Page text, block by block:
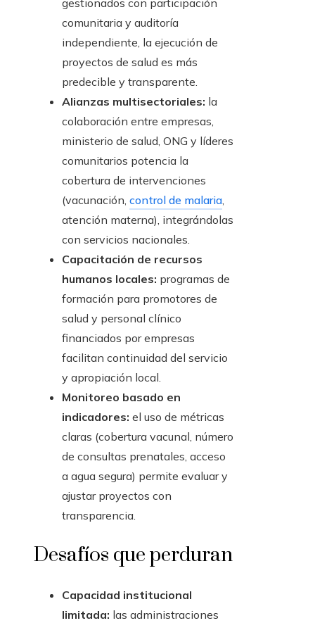
gestionados con participación
comunitaria y auditoría
independiente, la ejecución de
proyectos de salud es más
predecible y transparente.
Alianzas multisectoriales: la
colaboración entre empresas,
ministerio de salud, ONG y líderes
comunitarios potencia la
cobertura de intervenciones
(vacunación, control de malaria,
atención materna), integrándolas
con servicios nacionales.
Capacitación de recursos
humanos locales: programas de
formación para promotores de
salud y personal clínico
financiados por empresas
facilitan continuidad del servicio
y apropiación local.
Monitoreo basado en
indicadores: el uso de métricas
claras (cobertura vacunal, número
de consultas prenatales, acceso
a agua segura) permite evaluar y
ajustar proyectos con
transparencia.
Desafíos que perduran
Capacidad institucional
limitada: las administraciones